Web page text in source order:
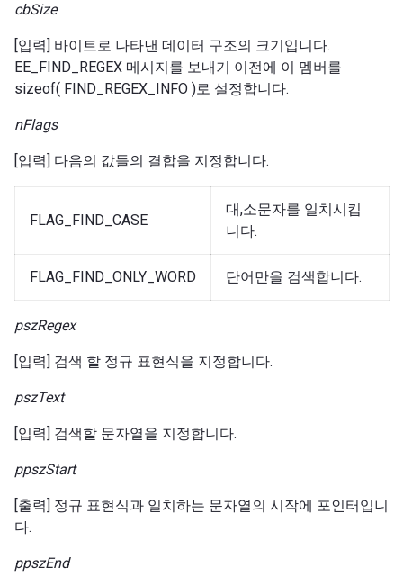
cbSize
[입력] 바이트로 나타낸 데이터 구조의 크기입니다.
EE_FIND_REGEX 메시지를 보내기 이전에 이 멤버를
sizeof( FIND_REGEX_INFO )로 설정합니다.
nFlags
[입력] 다음의 값들의 결합을 지정합니다.
FLAG_FIND_CASE
대,소문자를 일치시킵
니다.
FLAG_FIND_ONLY_WORD 단어만을 검색합니다.
pszRegex
[입력] 검색 할 정규 표현식을 지정합니다.
pszText
[입력] 검색할 문자열을 지정합니다.
ppszStart
[출력] 정규 표현식과 일치하는 문자열의 시작에 포인터입니
다.
ppszEnd